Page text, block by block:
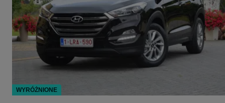
WYRÓŻNIONE